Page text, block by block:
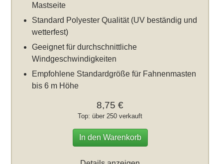
Mastseite
Standard Polyester Qualität (UV beständig und
wetterfest)
Geeignet für durchschnittliche
Windgeschwindigkeiten
Empfohlene Standardgröße für Fahnenmasten
bis 6 m Höhe
8,75 €
Top: über 250 verkauft
In den Warenkorb